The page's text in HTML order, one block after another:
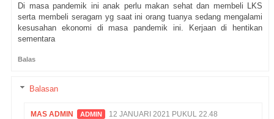
Di masa pandemik ini anak perlu makan sehat dan membeli LKS
serta membeli seragam yg saat ini orang tuanya sedang mengalami
kesusahan ekonomi di masa pandemik ini. Kerjaan di hentikan
sementara
Balas
Balasan
MAS ADMIN 12 JANUARI 2021 PUKUL 22.48